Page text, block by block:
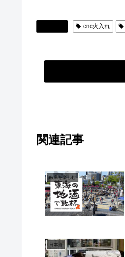
cnc火入れ
関連記事
岐阜を楽しむ
日本酒